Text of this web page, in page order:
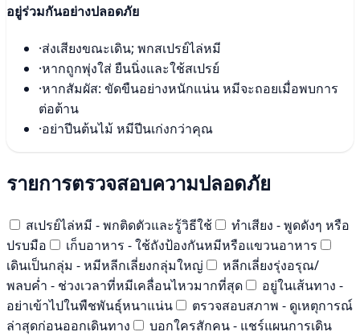
อยู่ร่วมกันอย่างปลอดภัย
·ส่งเสียงขณะเดิน; พกสเปรย์ไล่หมี
·หากถูกพุ่งใส่ ยืนนิ่งและใช้สเปรย์
·หากสัมผัส: ขัดขืนอย่างหนักแน่น หมีจะถอยเมื่อพบการ
ต่อต้าน
·อย่าปีนต้นไม้ หมีปีนเก่งกว่าคุณ
รายการตรวจสอบความปลอดภัย
สเปรย์ไล่หมี - พกติดตัวและรู้วิธีใช้
ทำเสียง - พูดดังๆ หรือ
ปรบมือ
เก็บอาหาร - ใช้ถังป้องกันหมีหรือแขวนอาหาร
เดินเป็นกลุ่ม - หมีหลีกเลี่ยงกลุ่มใหญ่
หลีกเลี่ยงรุ่งอรุณ/
พลบค่ำ - ช่วงเวลาที่หมีเคลื่อนไหวมากที่สุด
อยู่ในเส้นทาง -
อย่าเข้าไปในพืชพันธุ์หนาแน่น
ตรวจสอบสภาพ - ดูเหตุการณ์
ล่าสุดก่อนออกเดินทาง
บอกใครสักคน - แชร์แผนการเดิน